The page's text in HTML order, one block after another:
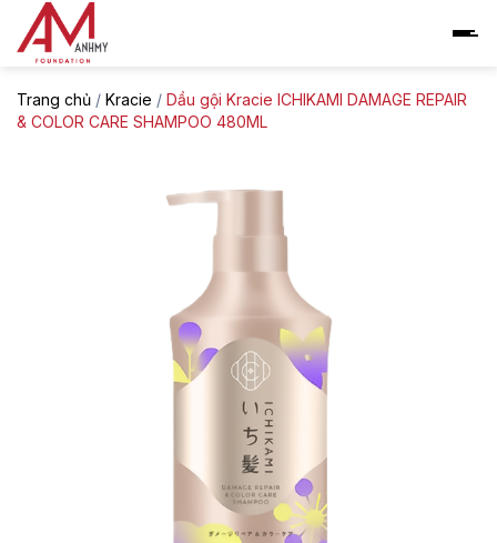
content
Trang chủ / Kracie / Dầu gội Kracie ICHIKAMI DAMAGE REPAIR
& COLOR CARE SHAMPOO 480ML